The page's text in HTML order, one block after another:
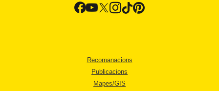
Recomanacions
Publicacions
Mapes/GIS